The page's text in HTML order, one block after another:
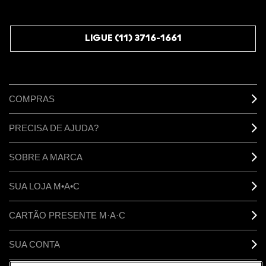
LIGUE (11) 3716-1661
COMPRAS
PRECISA DE AJUDA?
SOBRE A MARCA
SUA LOJA M•A•C
CARTÃO PRESENTE M·A·C
SUA CONTA